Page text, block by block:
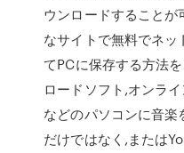
ウンロードすることが
なサイトで無料でネッ
てPCに保存する方法
ロードソフト,オンラ
などのパソコンに音
だけではなく,または